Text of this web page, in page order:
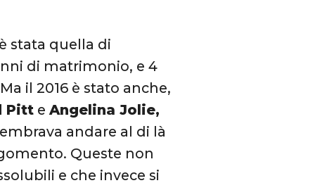
stata quella di
di matrimonio, e 4
il 2016 è stato anche,
Pitt eAngelina Jolie,
andare al di là
Queste non
e che invece si